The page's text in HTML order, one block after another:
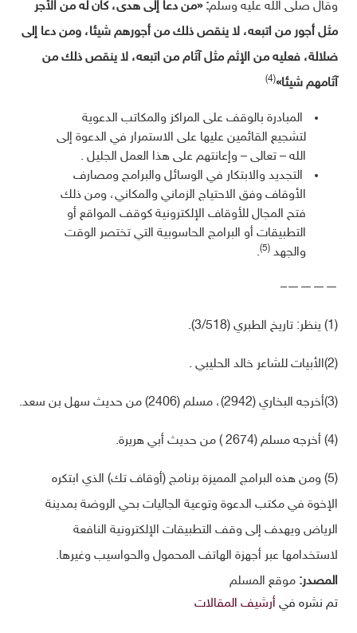
وقال صلى الله عليه وسلم: «من دعا إلى هدى، كان له من الأجر
مثل أجور من اتبعه، لا ينقص ذلك من أجورهم شيئا، ومن دعا إلى
ضلالة، فعليه من الإثم مثل آثام من اتبعه، لا ينقص ذلك من
آثامهم شيئا»(4)
المبادرة بالوقف على المراكز والمكاتب الدعوية
لتشجيع القائمين عليها على الاستمرار في الدعوة إلى
الله – تعالى – وإعانتهم على هذا العمل الجليل .
التجديد والابتكار في الوسائل والبرامج ومصارف
الأوقاف وفق الاحتياج الزماني والمكاني، ومن ذلك
فتح المجال للأوقاف الإلكترونية كوقف المواقع أو
التطبيقات أو البرامج الحاسوبية التي تختصر الوقت
والجهد (5)
.
————–
(1) ينظر: تاريخ الطبري (3/518).
(2)الأبيات للشاعر خالد الحليبي .
(3)أخرجه البخاري (2942)، مسلم (2406) من حديث سهل بن سعد.
(4) أخرجه مسلم (2674 ) من حديث أبي هريرة.
(5) ومن هذه البرامج المميزة برنامج (أوقاف تك) الذي ابتكره
الإخوة في مكتب الدعوة وتوعية الجاليات بحي الروضة بمدينة
الرياض ويهدف إلى وقف التطبيقات الإلكترونية النافعة
لاستخدامها عبر أجهزة الهاتف المحمول والحواسيب وغيرها.
المصدر: موقع المسلم
تم نشره في أرشيف المقالات